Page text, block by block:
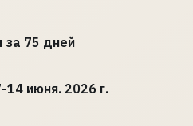
за 75 дней
14 июня. 2026 г.